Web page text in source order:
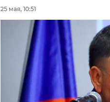
25 мая, 10:51
25 мая, 10:55